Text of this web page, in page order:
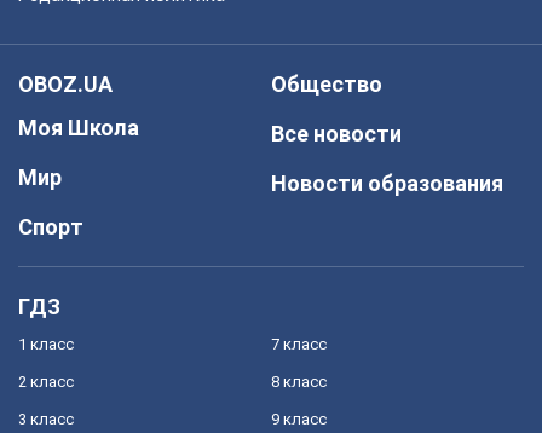
OBOZ.UA
Моя Школа
Мир
Спорт
Общество
Все новости
Новости образования
ГДЗ
1 класс
2 класс
3 класс
7 класс
8 класс
9 класс